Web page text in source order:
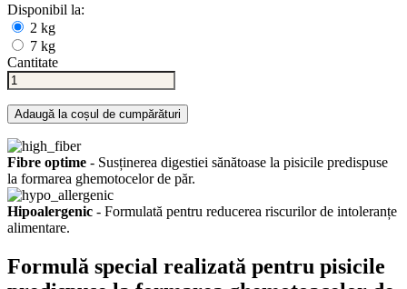
Disponibil la:
2 kg
7 kg
Cantitate
Adaugă la coșul de cumpărături
Fibre optime - Susținerea digestiei sănătoase la pisicile predispuse
la formarea ghemotocelor de păr.
Hipoalergenic - Formulată pentru reducerea riscurilor de intoleranțe
alimentare.
Formulă special realizată pentru pisicile